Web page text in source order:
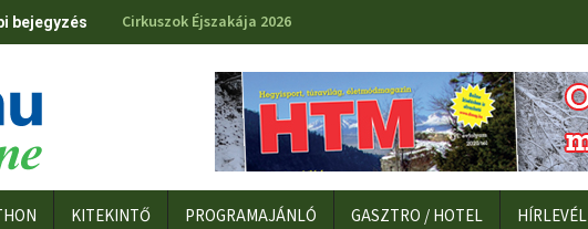
bejegyzés Cirkuszok Éjszakája 2026
KITEKINTŐ PROGRAMAJÁNLÓ GASZTRO / HOTEL HÍRLEVÉL